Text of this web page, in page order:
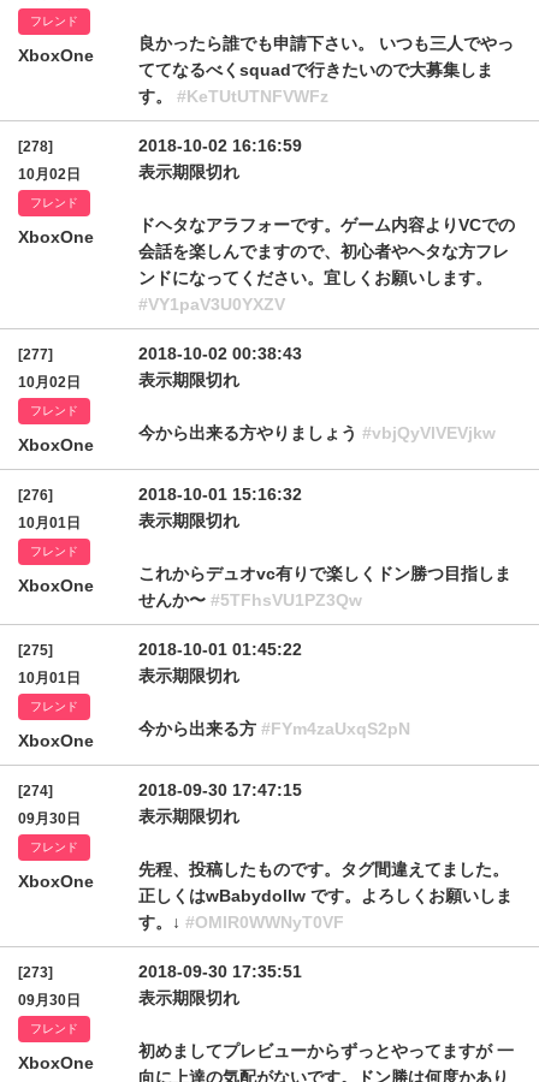
フレンド
XboxOne
良かったら誰でも申請下さい。 いつも三人でやっ
ててなるべくsquadで行きたいので大募集しま
す。 #KeTUtUTNFVWFz
[278]
10月02日
フレンド
XboxOne
2018-10-02 16:16:59
表示期限切れ
ドヘタなアラフォーです。ゲーム内容よりVCでの
会話を楽しんでますので、初心者やヘタな方フレ
ンドになってください。宜しくお願いします。
#VY1paV3U0YXZV
[277]
10月02日
フレンド
XboxOne
2018-10-02 00:38:43
表示期限切れ
今から出来る方やりましょう #vbjQyVlVEVjkw
[276]
10月01日
フレンド
XboxOne
2018-10-01 15:16:32
表示期限切れ
これからデュオvc有りで楽しくドン勝つ目指しま
せんか〜 #5TFhsVU1PZ3Qw
[275]
10月01日
フレンド
XboxOne
2018-10-01 01:45:22
表示期限切れ
今から出来る方 #FYm4zaUxqS2pN
[274]
09月30日
フレンド
XboxOne
2018-09-30 17:47:15
表示期限切れ
先程、投稿したものです。タグ間違えてました。
正しくはwBabydollw です。よろしくお願いしま
す。↓ #OMlR0WWNyT0VF
[273]
09月30日
フレンド
XboxOne
2018-09-30 17:35:51
表示期限切れ
初めましてプレビューからずっとやってますが 一
向に上達の気配がないです。ドン勝は何度かあり